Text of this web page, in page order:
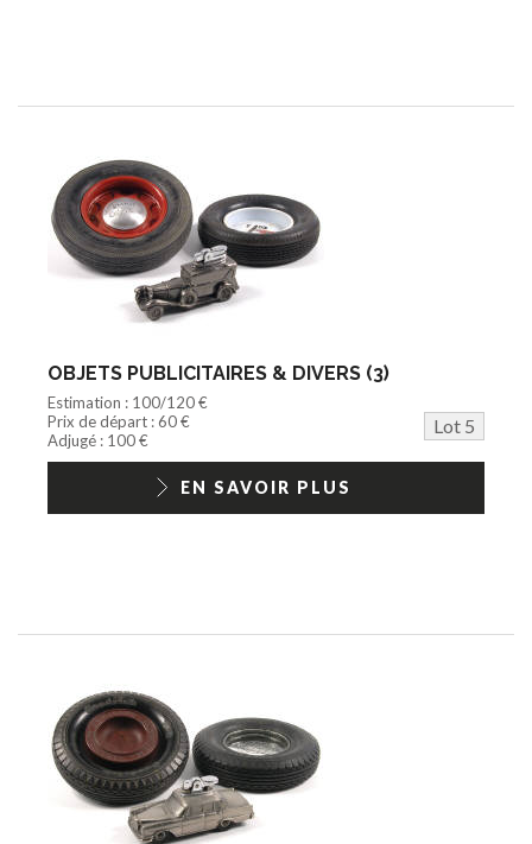
OBJETS PUBLICITAIRES & DIVERS (3)
Estimation : 100/120 €
Prix de départ : 60 €
Lot 5
Adjugé : 100 €
EN SAVOIR PLUS